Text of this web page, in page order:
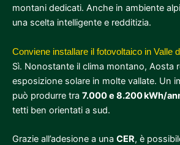
montani dedicati. Anche in ambiente
una scelta intelligente e redditizia.
Conviene installare il fotovoltaico in Valle
Sì. Nonostante il clima montano, Aosta
esposizione solare in molte vallate. Un
può produrre tra 7.000 e 8.200 kWh/
tetti ben orientati a sud.
Grazie all’adesione a una CER, è